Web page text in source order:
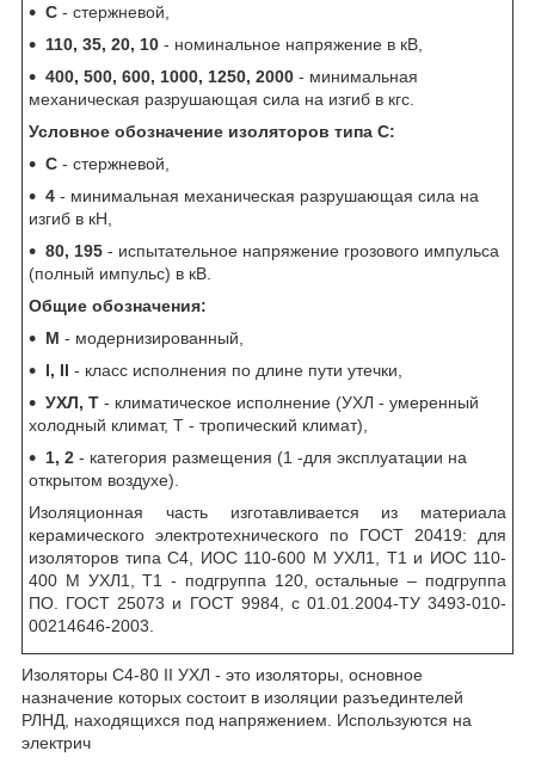
С - стержневой,
110, 35, 20, 10 - номинальное напряжение в кВ,
400, 500, 600, 1000, 1250, 2000 - минимальная
механическая разрушающая сила на изгиб в кгс.
Условное обозначение изоляторов типа С:
С - стержневой,
4 - минимальная механическая разрушающая сила на
изгиб в кН,
80, 195 - испытательное напряжение грозового импульса
(полный импульс) в кВ.
Общие обозначения:
М - модернизированный,
I, II - класс исполнения по длине пути утечки,
УХЛ, Т - климатическое исполнение (УХЛ - умеренный
холодный климат, Т - тропический климат),
1, 2 - категория размещения (1 -для эксплуатации на
открытом воздухе).
Изоляционная часть изготавливается из материала
керамического электротехнического по ГОСТ 20419: для
изоляторов типа С4, ИОС 110-600 М УХЛ1, Т1 и ИОС 110-
400 М УХЛ1, Т1 - подгруппа 120, остальные – подгруппа
ПО. ГОСТ 25073 и ГОСТ 9984, с 01.01.2004-ТУ 3493-010-
00214646-2003.
Изоляторы С4-80 II УХЛ - это изоляторы, основное
назначение которых состоит в изоляции разъединтелей
РЛНД, находящихся под напряжением. Используются на
электрич